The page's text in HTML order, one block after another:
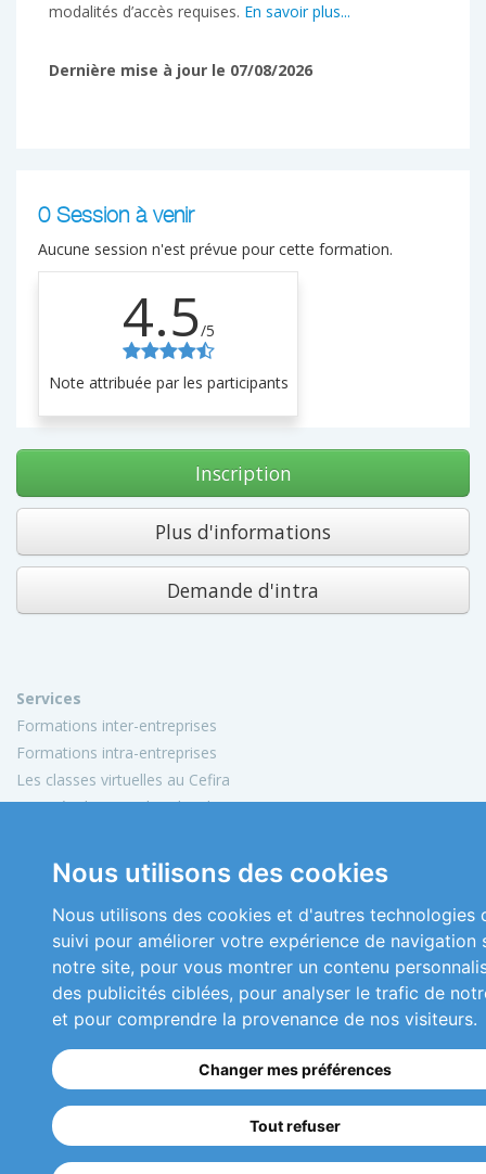
Nous utilisons des cookies
Nous utilisons des cookies et d'autres technologies
suivi pour améliorer votre expérience de navigation
notre site, pour vous montrer un contenu
des publicités ciblées, pour analyser le trafic de
et pour comprendre la provenance de nos visiteurs.
Changer mes préférences
Tout refuser
modalités d’accès requises. En savoir plus...
Dernière mise à jour le 07/08/2026
0 Session à venir
Aucune session n'est prévue pour cette formation.
4.5/5
Note attribuée par les participants
Inscription
Plus d'informations
Demande d'intra
Services
Formations inter-entreprises
Formations intra-entreprises
Les classes virtuelles au Cefira
Activités de conseil et d'audit
Informations
Mon compte
Plan du site
Mentions légales
Conditions générales de vente
Nous contacter
Copyright 2026 © Cefira
Réalisationckc-net.com
01 46 04 48 41